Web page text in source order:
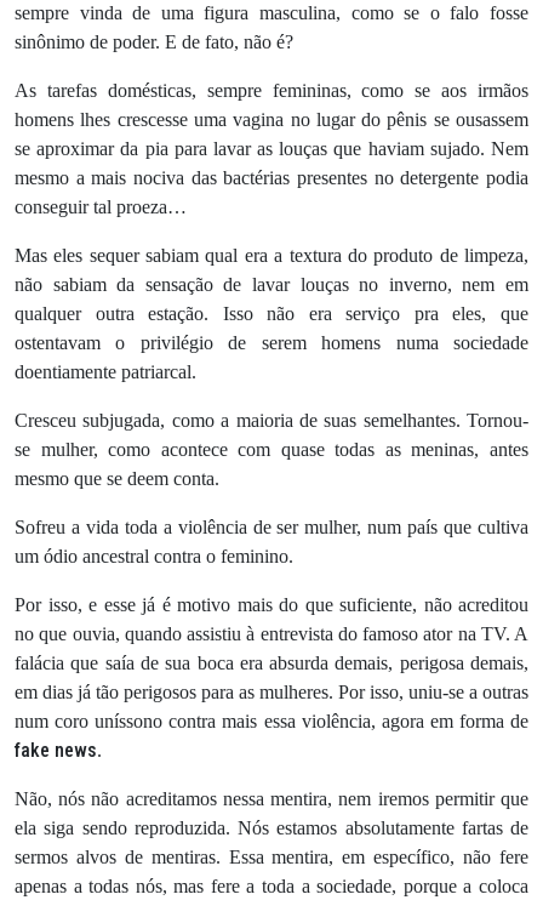
sempre vinda de uma figura masculina, como se o falo fosse
sinônimo de poder. E de fato, não é?
As tarefas domésticas, sempre femininas, como se aos irmãos
homens lhes crescesse uma vagina no lugar do pênis se ousassem
se aproximar da pia para lavar as louças que haviam sujado. Nem
mesmo a mais nociva das bactérias presentes no detergente podia
conseguir tal proeza…
Mas eles sequer sabiam qual era a textura do produto de limpeza,
não sabiam da sensação de lavar louças no inverno, nem em
qualquer outra estação. Isso não era serviço pra eles, que
ostentavam o privilégio de serem homens numa sociedade
doentiamente patriarcal.
Cresceu subjugada, como a maioria de suas semelhantes. Tornou-
se mulher, como acontece com quase todas as meninas, antes
mesmo que se deem conta.
Sofreu a vida toda a violência de ser mulher, num país que cultiva
um ódio ancestral contra o feminino.
Por isso, e esse já é motivo mais do que suficiente, não acreditou
no que ouvia, quando assistiu à entrevista do famoso ator na TV. A
falácia que saía de sua boca era absurda demais, perigosa demais,
em dias já tão perigosos para as mulheres. Por isso, uniu-se a outras
num coro uníssono contra mais essa violência, agora em forma de
fake news.
Não, nós não acreditamos nessa mentira, nem iremos permitir que
ela siga sendo reproduzida. Nós estamos absolutamente fartas de
sermos alvos de mentiras. Essa mentira, em específico, não fere
apenas a todas nós, mas fere a toda a sociedade, porque a coloca